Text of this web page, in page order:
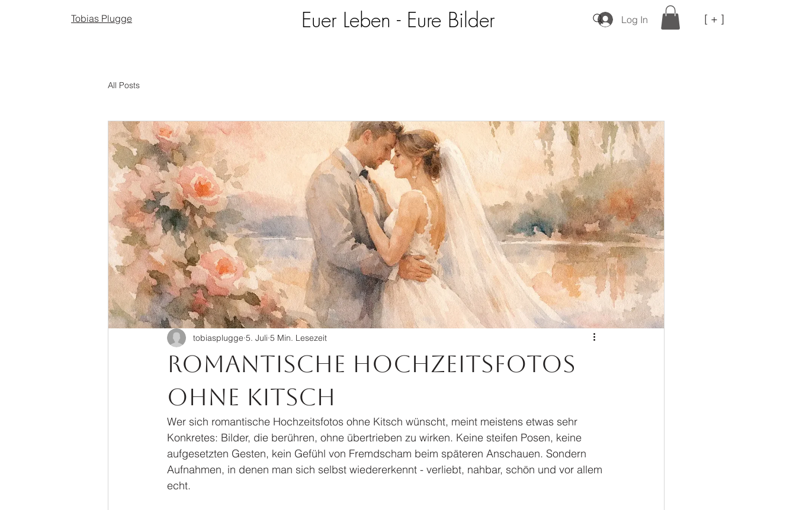
Tobias Plugge [ + ]
Log In
Euer Leben - Eure Bilder
All Posts
Romantische Hochzeitsfotos
ohne Kitsch
tobiasplugge 5. Juli 5 Min. Lesezeit
Wer sich romantische Hochzeitsfotos ohne Kitsch wünscht, meint meistens etwas sehr
Konkretes: Bilder, die berühren, ohne übertrieben zu wirken. Keine steifen Posen, keine
aufgesetzten Gesten, kein Gefühl von Fremdscham beim späteren Anschauen. Sondern
Aufnahmen, in denen man sich selbst wiedererkennt - verliebt, nahbar, schön und vor allem
echt.